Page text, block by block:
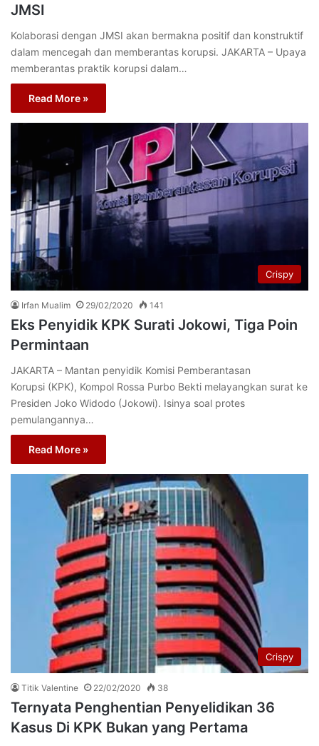
JMSI
Kolaborasi dengan JMSI akan bermakna positif dan konstruktif
dalam mencegah dan memberantas korupsi. JAKARTA – Upaya
memberantas praktik korupsi dalam…
Read More »
Crispy
Irfan Mualim 29/02/2020 141
Eks Penyidik KPK Surati Jokowi, Tiga Poin
Permintaan
JAKARTA – Mantan penyidik Komisi Pemberantasan
Korupsi (KPK), Kompol Rossa Purbo Bekti melayangkan surat ke
Presiden Joko Widodo (Jokowi). Isinya soal protes
pemulangannya…
Read More »
Crispy
Titik Valentine 22/02/2020 38
Ternyata Penghentian Penyelidikan 36
Kasus Di KPK Bukan yang Pertama